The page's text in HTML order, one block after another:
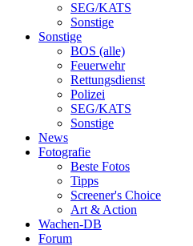
SEG/KATS
Sonstige
Sonstige
BOS (alle)
Feuerwehr
Rettungsdienst
Polizei
SEG/KATS
Sonstige
News
Fotografie
Beste Fotos
Tipps
Screener's Choice
Art & Action
Wachen-DB
Forum